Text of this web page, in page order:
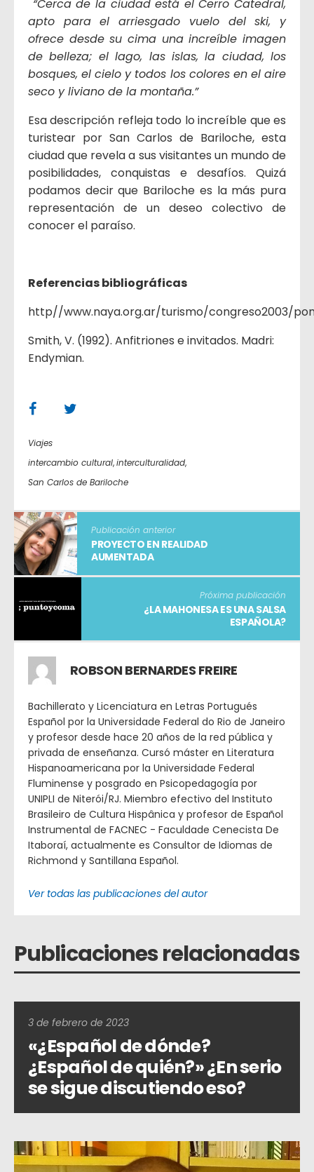
“Cerca de la ciudad está el Cerro Catedral,
apto para el arriesgado vuelo del ski, y
ofrece desde su cima una increíble imagen
de belleza; el lago, las islas, la ciudad, los
bosques, el cielo y todos los colores en el aire
seco y liviano de la montaña.”
Esa descripción refleja todo lo increíble que es
turistear por San Carlos de Bariloche, esta
ciudad que revela a sus visitantes un mundo de
posibilidades, conquistas e desafíos. Quizá
podamos decir que Bariloche es la más pura
representación de un deseo colectivo de
conocer el paraíso.
Referencias bibliográficas
http//www.naya.org.ar/turismo/congreso2003/
Smith, V. (1992). Anfitriones e invitados. Madri:
Endymian.
Viajes
intercambio cultural,interculturalidad,
San Carlos de Bariloche
Publicación anterior
PROYECTO EN REALIDAD
AUMENTADA
Próxima publicación
¿LA MAHONESA ES UNA SALSA
ESPAÑOLA?
ROBSON BERNARDES FREIRE
Bachillerato y Licenciatura en Letras Portugués
Español por la Universidade Federal do Rio de Janeiro
y profesor desde hace 20 años de la red pública y
privada de enseñanza. Cursó máster en Literatura
Hispanoamericana por la Universidade Federal
Fluminense y posgrado en Psicopedagogía por
UNIPLI de Niterói/RJ. Miembro efectivo del Instituto
Brasileiro de Cultura Hispânica y profesor de Español
Instrumental de FACNEC - Faculdade Cenecista De
Itaboraí, actualmente es Consultor de Idiomas de
Richmond y Santillana Español.
Ver todas las publicaciones del autor
Publicaciones relacionadas
3 de febrero de 2023
«¿Español de dónde?
¿Español de quién?» ¿En serio
se sigue discutiendo eso?